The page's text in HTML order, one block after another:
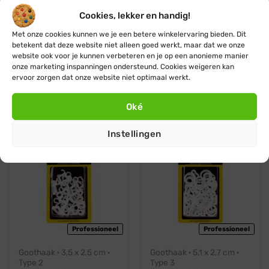
Cookies, lekker en handig!
Met onze cookies kunnen we je een betere winkelervaring bieden. Dit
betekent dat deze website niet alleen goed werkt, maar dat we onze
website ook voor je kunnen verbeteren en je op een anonieme manier
onze marketing inspanningen ondersteund. Cookies weigeren kan
ervoor zorgen dat onze website niet optimaal werkt.
Oké
Instellingen
Professioneel
Proefsetje · Inclusief
verzendkosten ·
Goothaakjes testen
€2,95
Professioneel
S-haak · 3,5 x 1,8 cm ·
Type 1
€3,25 Oorspronkelijke
€2,95
Professioneel
Goothaak · 3,5 x 2,5 cm ·
Type 2
Professioneel
Goothaak · 5,1 x 2,7 cm ·
Type 3